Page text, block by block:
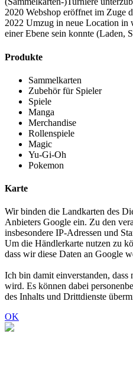
2020 Webshop eröffnet im Zuge
2022 Umzug in neue Location in
einer Ebene sein konnte (Laden,
Produkte
Sammelkarten
Zubehör für Spieler
Spiele
Manga
Merchandise
Rollenspiele
Magic
Yu-Gi-Oh
Pokemon
Karte
Wir binden die Landkarten des
Anbieters Google ein. Zu den
insbesondere IP-Adressen und
Um die Händlerkarte nutzen zu
dass wir diese Daten an Google
Ich bin damit einverstanden,
wird. Es können dabei
des Inhalts und Drittdienste
OK